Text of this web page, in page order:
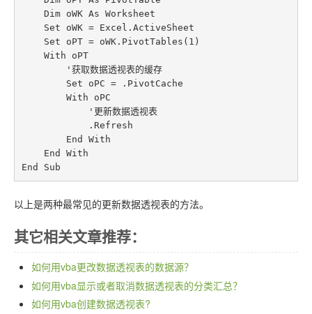
End Sub
以上是两种最常见的更新数据透视表的方法。
其它相关文章推荐：
如何用vba更改数据透视表的数据源？
如何用vba显示或者取消数据透视表的分类汇总？
如何用vba创建数据透视表?